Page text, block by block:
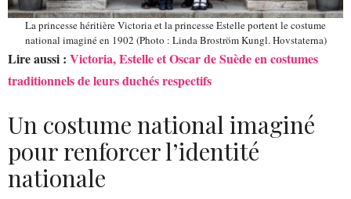
La princesse héritière Victoria et la princesse Estelle portent le costume
national imaginé en 1902 (Photo : Linda Broström Kungl. Hovstaterna)
Lire aussi : Victoria, Estelle et Oscar de Suède en costumes
traditionnels de leurs duchés respectifs
Un costume national imaginé
pour renforcer l’identité
nationale